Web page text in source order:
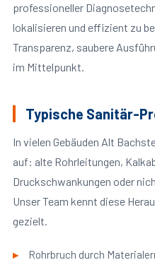
professioneller
lokalisieren und effizient zu
Transparenz, saubere
im Mittelpunkt.
Typische Sanitär-
In vielen Gebäuden Alt
auf: alte Rohrleitungen,
Druckschwankungen oder
Unser Team kennt diese
gezielt.
Rohrbruch durch